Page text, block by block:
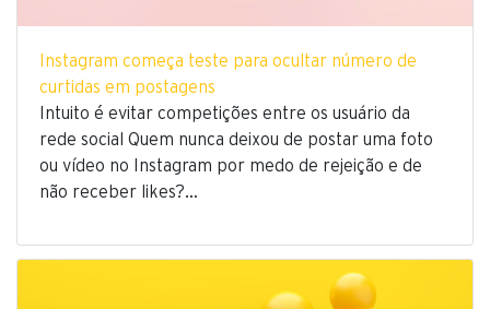
Instagram começa teste para ocultar número de
curtidas em postagens
Intuito é evitar competições entre os usuário da
rede social Quem nunca deixou de postar uma foto
ou vídeo no Instagram por medo de rejeição e de
não receber likes?…